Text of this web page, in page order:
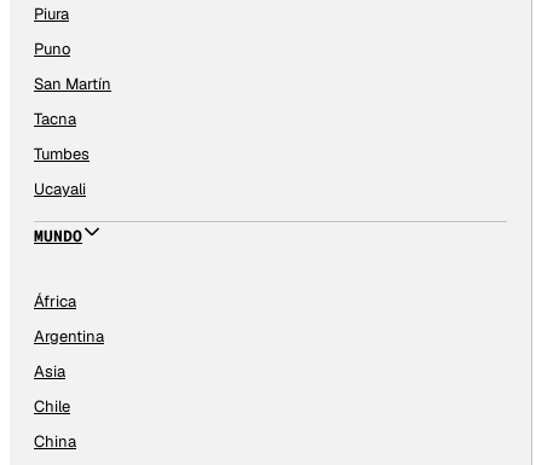
Piura
Puno
San Martín
Tacna
Tumbes
Ucayali
MUNDO
África
Argentina
Asia
Chile
China